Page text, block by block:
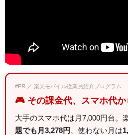
#PR ／ 楽天モバイル従業員紹介プログラム
🎮 その課金代、スマホ代
大手のスマホ代は月7,000円台。
題でも月3,278円
、使わない月は